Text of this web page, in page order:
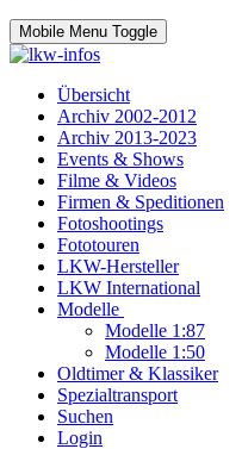
Mobile Menu Toggle
Übersicht
Archiv 2002-2012
Archiv 2013-2023
Events & Shows
Filme & Videos
Firmen & Speditionen
Fotoshootings
Fototouren
LKW-Hersteller
LKW International
Modelle
Modelle 1:87
Modelle 1:50
Oldtimer & Klassiker
Spezialtransport
Suchen
Login